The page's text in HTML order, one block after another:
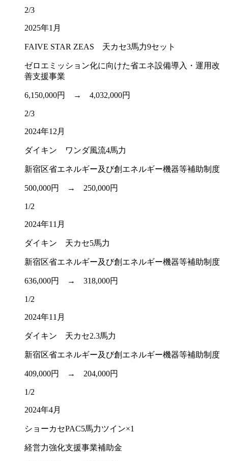
2/3
2025年1月
FAIVE STAR ZEAS 天カセ3馬力9セット
ゼロエミッション化に向けた省エネ設備導入・運用改
善支援事業
6,150,000円 → 4,032,000円
2/3
2024年12月
ダイキン ワンダ風流4馬力
新宿区省エネルギー及び創エネルギー機器等補助制度
500,000円 → 250,000円
1/2
2024年11月
ダイキン 天カセ5馬力
新宿区省エネルギー及び創エネルギー機器等補助制度
636,000円 → 318,000円
1/2
2024年11月
ダイキン 天カセ2.3馬力
新宿区省エネルギー及び創エネルギー機器等補助制度
409,000円 → 204,000円
1/2
2024年4月
ショーカセPAC5馬力ツイン×1
経営力強化支援事業補助金